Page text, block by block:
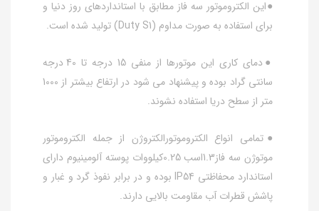
●این الکتروموتور سه فاز مطابق با استانداردهای روز دنیا و
برای استفاده به صورت مداوم (Duty S1) تولید شده است.
●دمای کاری این موتورها از منفی 15 درجه تا 40 درجه
سانتی گراد بوده و پیشنهاد می شود در ارتفاع بیشتر از 1000
متر از سطح دریا استفاده نشوند.
●تمامی انواع الکتروموتورالکتروژن از جمله الکتروموتور
موتوژن سه فاز1.3اسب 0.25کیلووات پوسته آلومینیوم دارای
استاندارد محفاظتی IP54 بوده و در برابر نفوذ گرد و غبار و
پاشش قطرات آب مقاومت بالایی دارند.